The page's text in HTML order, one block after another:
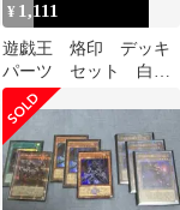
¥ 1,111
遊戯王 烙印 デッキ
パーツ セット 白の
物語 各3枚